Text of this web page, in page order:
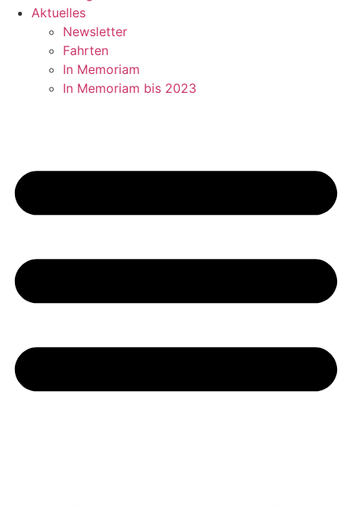
Aktuelles
Newsletter
Fahrten
In Memoriam
In Memoriam bis 2023